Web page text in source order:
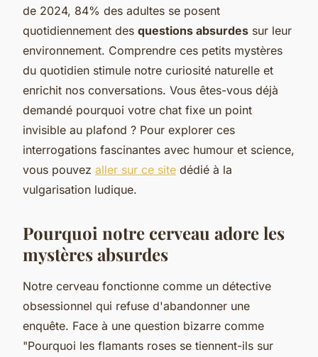
de 2024, 84% des adultes se posent
quotidiennement des questions absurdes sur leur
environnement. Comprendre ces petits mystères
du quotidien stimule notre curiosité naturelle et
enrichit nos conversations. Vous êtes-vous déjà
demandé pourquoi votre chat fixe un point
invisible au plafond ? Pour explorer ces
interrogations fascinantes avec humour et science,
vous pouvez aller sur ce site dédié à la
vulgarisation ludique.
Pourquoi notre cerveau adore les
mystères absurdes
Notre cerveau fonctionne comme un détective
obsessionnel qui refuse d'abandonner une
enquête. Face à une question bizarre comme
"Pourquoi les flamants roses se tiennent-ils sur